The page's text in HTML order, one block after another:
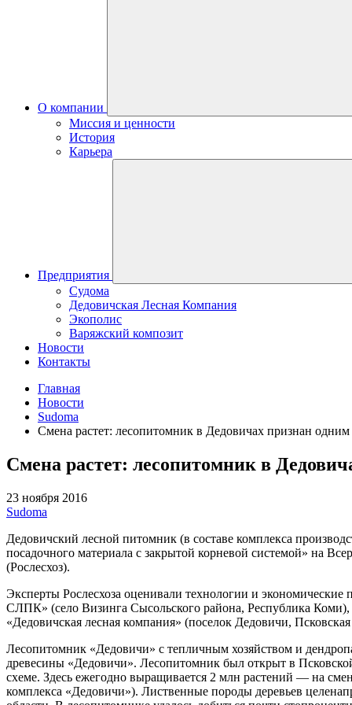
О компании
Миссия и ценности
История
Карьера
Предприятия
Судома
Дедовичская Лесная Компания
Экополис
Варяжский композит
Новости
Контакты
Главная
Новости
Sudoma
Смена растет: лесопитомник в Дедовичах признан
Смена растет: лесопитомник в
23 ноября 2016
Sudoma
Дедовичский лесной питомник (в составе комплекса
посадочного материала с закрытой корневой системой» на
(Рослесхоз).
Эксперты Рослесхоза оценивали технологии и
СЛПК» (село Визинга Сысольского района, Республика
«Дедовичская лесная компания» (поселок Дедовичи, Псковская
Лесопитомник «Дедовичи» с тепличным хозяйством и
древесины «Дедовичи». Лесопитомник был открыт в
схеме. Здесь ежегодно выращивается 2 млн растений — на
комплекса «Дедовичи»). Лиственные породы деревьев